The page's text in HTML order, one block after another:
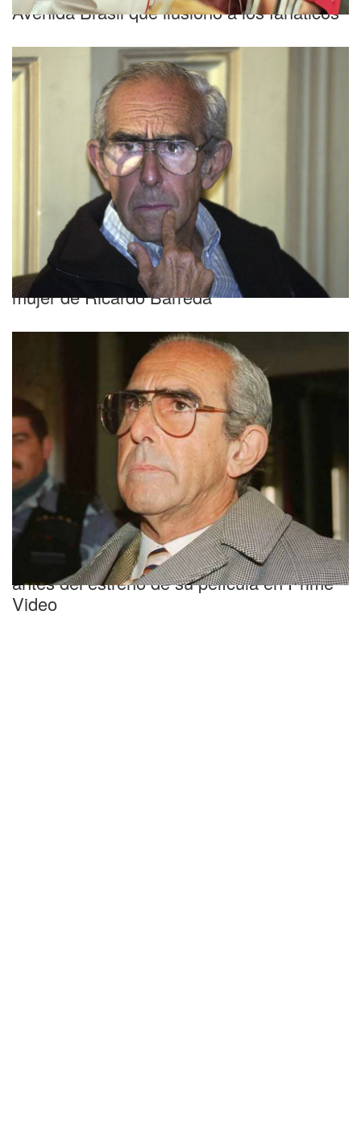
Avenida Brasil que ilusionó a los fanáticos
Los detalles
Qué fue de la vida de Berta, la segunda
mujer de Ricardo Barreda
Estremecedor
Qué recordar del caso de Ricardo Barreda
antes del estreno de su película en Prime
Video